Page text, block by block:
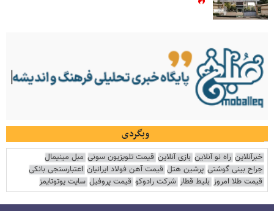
وبگردی
خبرآنلاین راه نو آنلاین بازی آنلاین قیمت تلویزیون سونی مبل مینیمال
جراح بینی گوشتی پرشین هتل قیمت آهن فولاد ایرانیان اعتبارسنجی بانکی
قیمت طلا امروز بلیط قطار شرکت رادوکو قیمت پروفیل سایت یوتوتایمز